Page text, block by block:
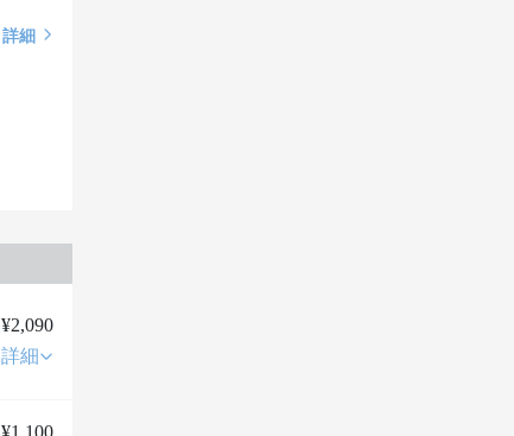
詳細
¥2,090
詳細
¥1,100